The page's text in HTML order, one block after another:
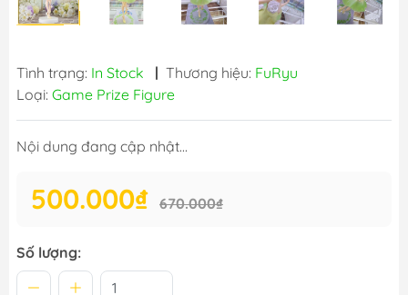
Tình trạng: In Stock | Thương hiệu: FuRyu
Loại: Game Prize Figure
Nội dung đang cập nhật...
500.000₫ 670.000₫
Số lượng: